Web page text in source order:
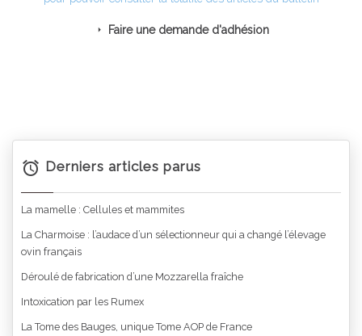
Faire une demande d'adhésion
Derniers articles parus
La mamelle : Cellules et mammites
La Charmoise : l’audace d’un sélectionneur qui a changé l’élevage
ovin français
Déroulé de fabrication d’une Mozzarella fraîche
Intoxication par les Rumex
La Tome des Bauges, unique Tome AOP de France